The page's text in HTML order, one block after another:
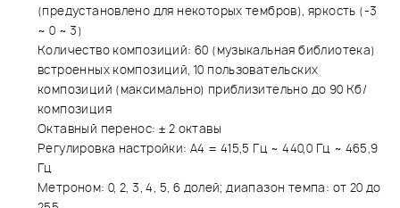
(предустановлено для некоторых тембров), яркость (-3
~ 0 ~ 3)
Количество композиций: 60 (музыкальная библиотека)
встроенных композиций, 10 пользовательских
композиций (максимально) приблизительно до 90 Кб/
композиция
Октавный перенос: ± 2 октавы
Регулировка настройки: A4 = 415,5 Гц ~ 440,0 Гц ~ 465,9
Гц
Метроном: 0, 2, 3, 4, 5, 6 долей; диапазон темпа: от 20 до